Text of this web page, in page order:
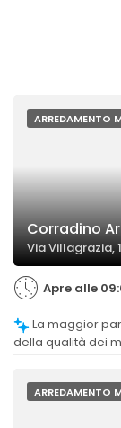
ARREDAMENTO
Corradino
Via Villagrazia,
Apre alle
della qualità dei
ARREDAMENTO